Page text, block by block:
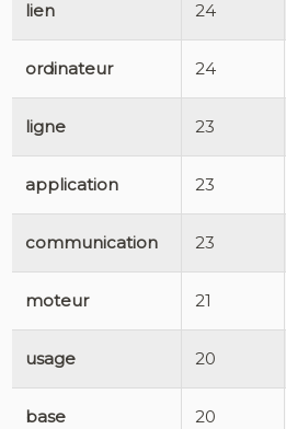
lien 24
ordinateur 24
ligne 23
application 23
communication 23
moteur 21
usage 20
base 20